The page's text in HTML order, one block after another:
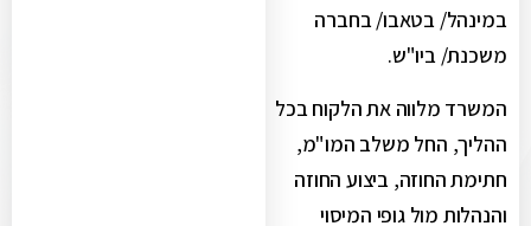
במינהל/ בטאבו/ בחברה
משכנת/ ביו"ש.
המשרד מלווה את הלקוח בכל
ההליך, החל משלב המו"מ,
חתימת החוזה, ביצוע החוזה
והנהלות מול גופי המיסוי